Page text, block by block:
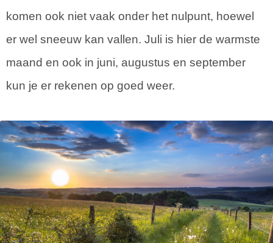
komen ook niet vaak onder het nulpunt, hoewel
er wel sneeuw kan vallen. Juli is hier de warmste
maand en ook in juni, augustus en september
kun je er rekenen op goed weer.